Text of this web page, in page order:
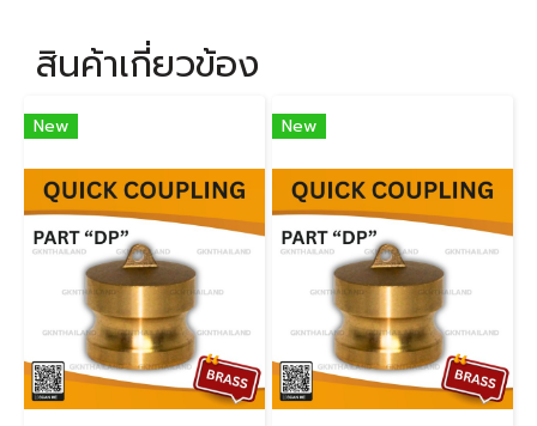
สินค้าเกี่ยวข้อง
New New